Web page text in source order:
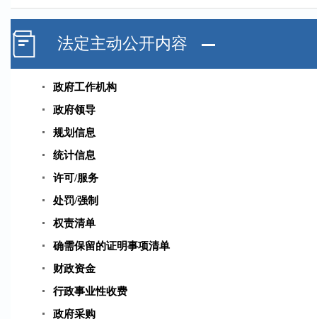
法定主动公开内容
政府工作机构
政府领导
规划信息
统计信息
许可/服务
处罚/强制
权责清单
确需保留的证明事项清单
财政资金
行政事业性收费
政府采购